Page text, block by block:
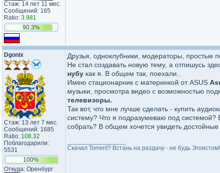
Стаж: 14 лет 11 мес.
Сообщений: 165
Ratio: 3.981
90.3%
Dgonix
Стаж: 13 лет 7 мес.
Сообщений: 1685
Ratio: 108.32
Поблагодарили:
5531
100%
Откуда: Оренбург
Друзья, одноклубники, модераторы, простые
Не стал создавать новую тему, а отпишусь
нубу как я. В общем так, поехали..
Имею стационарник с материнкой от ASUS
музыки, просмотра видео с возможностью
телевизоры.
Так вот, что мне лучше сделать - купить
систему? Что я подразумеваю под системой?
собрать? В общем хочется увидеть
Скачал Torrent? Встань на раздачу - не будь Эгоистом!